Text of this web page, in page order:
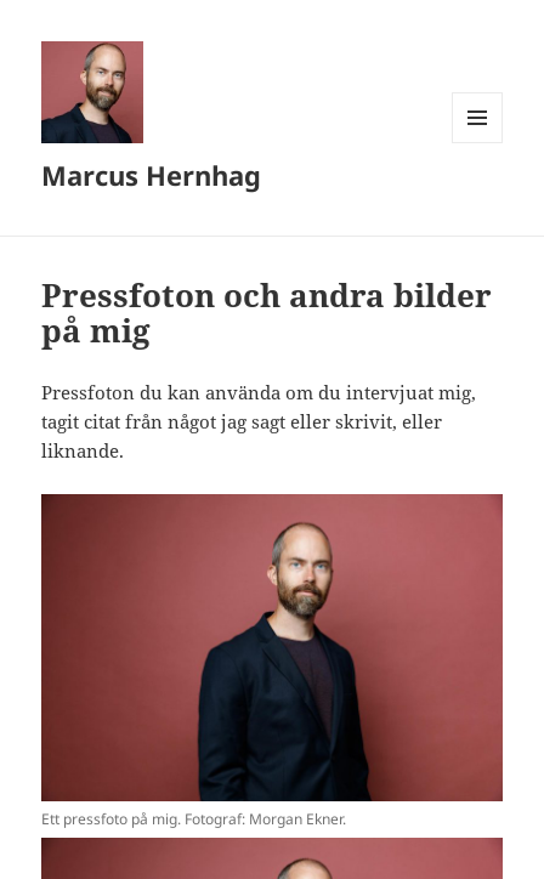
Marcus Hernhag
Pressfoton och andra bilder
på mig
Pressfoton du kan använda om du intervjuat mig,
tagit citat från något jag sagt eller skrivit, eller
liknande.
Ett pressfoto på mig. Fotograf: Morgan Ekner.